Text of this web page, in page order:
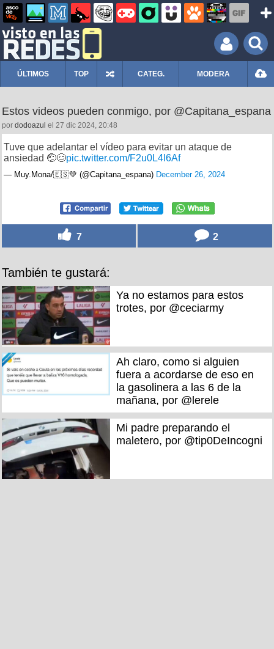
ÚLTIMOS TOP CATEG. MODERA
Estos videos pueden conmigo, por @Capitana_espana
por dodoazul el 27 dic 2024, 20:48
Tuve que adelantar el vídeo para evitar un ataque de
ansiedad 🤕🥴pic.twitter.com/F2u0L4l6Af
— Muy.Mona/🇪🇸💚 (@Capitana_espana) December 26, 2024
7 2
También te gustará:
Ya no estamos para estos
trotes, por @ceciarmy
Ah claro, como si alguien
fuera a acordarse de eso en
la gasolinera a las 6 de la
mañana, por @lerele
Mi padre preparando el
maletero, por @tip0DeIncogni